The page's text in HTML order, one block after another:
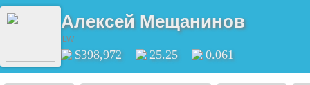
Алексей Мещанинов
LW
$398,972 25.25 0.061